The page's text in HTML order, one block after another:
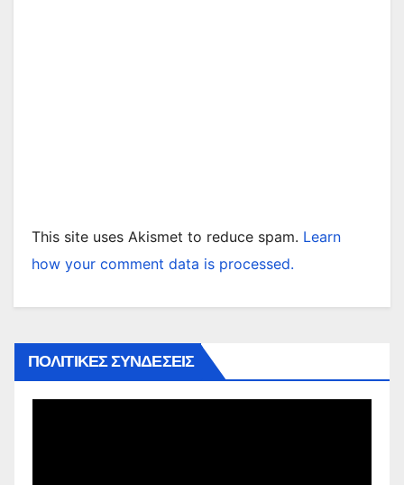
This site uses Akismet to reduce spam. Learn
how your comment data is processed.
ΠΟΛΙΤΙΚΕΣ ΣΥΝΔΕΣΕΙΣ